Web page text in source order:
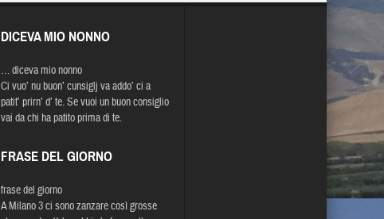
DICEVA MIO NONNO
… diceva mio nonno
Ci vuo’ nu buon’ cunsiglj va addo’ ci a
patit’ prirn’ d’ te. Se vuoi un buon consiglio
vai da chi ha patito prima di te.
FRASE DEL GIORNO
frase del giorno
A Milano 3 ci sono zanzare così grosse